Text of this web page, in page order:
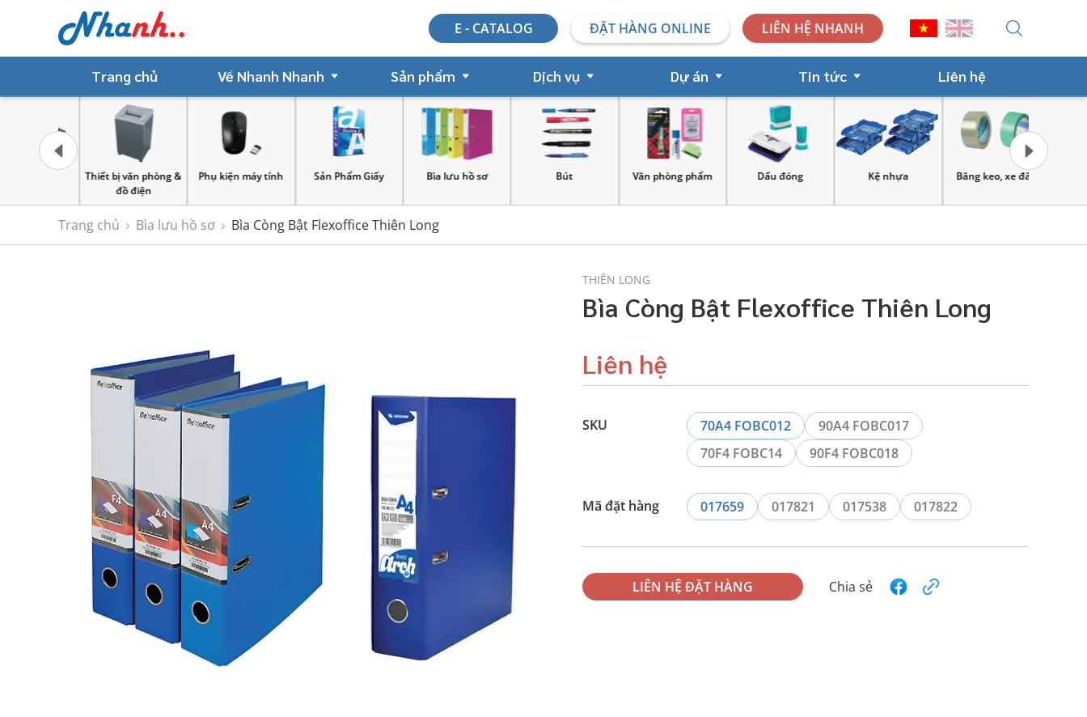
E - CATALOG ĐẶT HÀNG ONLINE LIÊN HỆ NHANH
Trang chủ Về Nhanh Nhanh Sản phẩm Dịch vụ Dự án Tin tức Liên hệ
Thiết bị văn phòng &
đồ điện
Phụ kiện máy tính Sản Phẩm Giấy Bìa lưu hồ sơ Văn phòng phẩm Dấu đóng Kệ nhựa Băng keo, xe đẩy
Trang chủ Bìa lưu hồ sơ Bìa Còng Bật Flexoffice Thiên Long
THIÊN LONG
Bìa Còng Bật Flexoffice Thiên Long
Liên hệ
SKU 70A4 FOBC012
90A4 FOBC017
70F4 FOBC14
90F4 FOBC018
Mã đặt hàng 017659 017821 017538 017822
LIÊN HỆ ĐẶT HÀNG Chia sẻ